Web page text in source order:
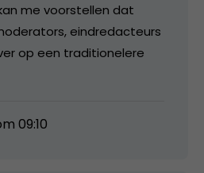
me voorstellen dat
eindredacteurs
op een traditionelere
09:10